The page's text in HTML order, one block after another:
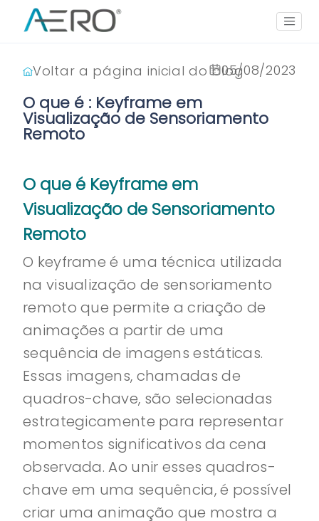
05/08/2023
Voltar a página inicial do blog
O que é : Keyframe em
Visualização de Sensoriamento
Remoto
O que é Keyframe em
Visualização de Sensoriamento
Remoto
O keyframe é uma técnica utilizada
na visualização de sensoriamento
remoto que permite a criação de
animações a partir de uma
sequência de imagens estáticas.
Essas imagens, chamadas de
quadros-chave, são selecionadas
estrategicamente para representar
momentos significativos da cena
observada. Ao unir esses quadros-
chave em uma sequência, é possível
criar uma animação que mostra a